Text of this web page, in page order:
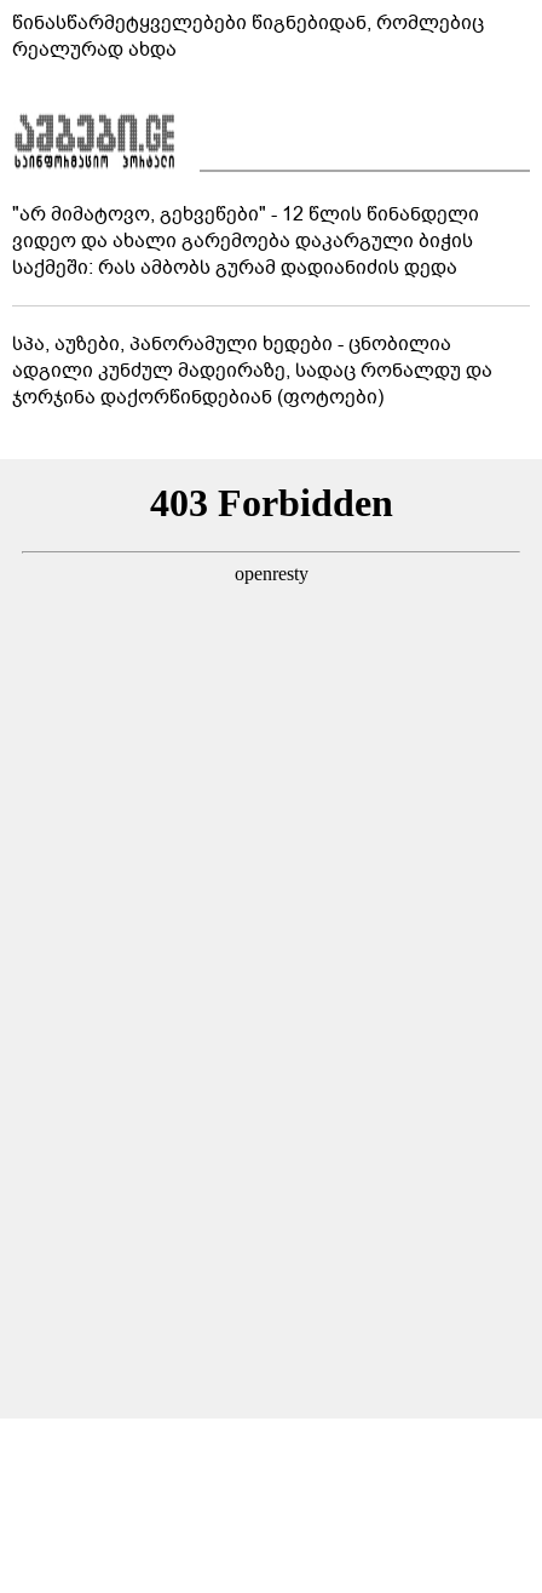
წინასწარმეტყველებები წიგნებიდან, რომლებიც
რეალურად ახდა
"არ მიმატოვო, გეხვეწები" - 12 წლის წინანდელი
ვიდეო და ახალი გარემოება დაკარგული ბიჭის
საქმეში: რას ამბობს გურამ დადიანიძის დედა
სპა, აუზები, პანორამული ხედები - ცნობილია
ადგილი კუნძულ მადეირაზე, სადაც რონალდუ და
ჯორჯინა დაქორწინდებიან (ფოტოები)